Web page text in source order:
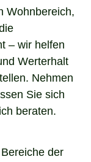
Wohnbereich,
– wir helfen
Werterhalt
Nehmen
Sie sich
beraten.
der